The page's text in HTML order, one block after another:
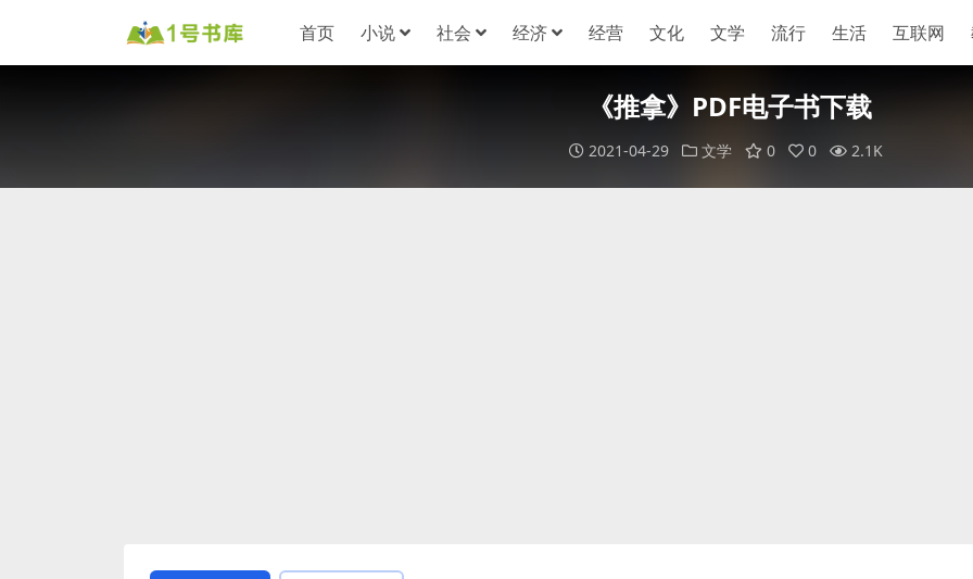
首页 小说 社会 经济 经营 文化 文学 流行 生活 互联网
《推拿》PDF电子书下载
2021-04-29 文学 0 0 2.1K